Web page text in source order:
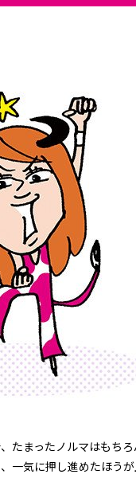
まったノルマはもち
一気に押し進めたほうが